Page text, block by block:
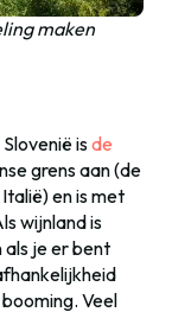
maken
isde
grens aan (de
en is met
wijnland is
als je er bent
Veel